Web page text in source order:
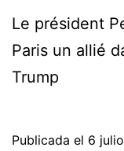
Le président
Paris un allié
Trump
Publicada el 6